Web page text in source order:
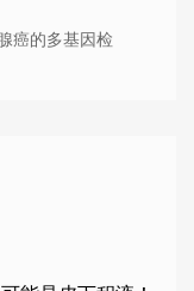
癌的多基因检